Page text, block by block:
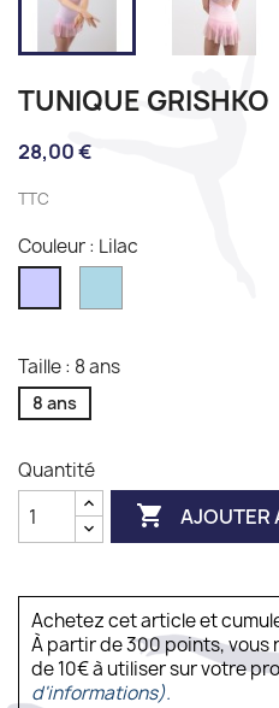
TUNIQUE GRISHKO
28,00 €
TTC
Couleur : Lilac
Taille : 8 ans
8 ans
Quantité
 AJOUTER
Achetez cet article et
À partir de 300 points, vous
de 10€ à utiliser sur votre
d'informations).